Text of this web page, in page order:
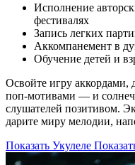
Исполнение
фестивалях
Запись легких
Аккомпанемент в
Обучение детей и
Освойте игру аккордами,
поп-мотивами — и
слушателей позитивом.
дарите миру мелодии,
Показать Укулеле